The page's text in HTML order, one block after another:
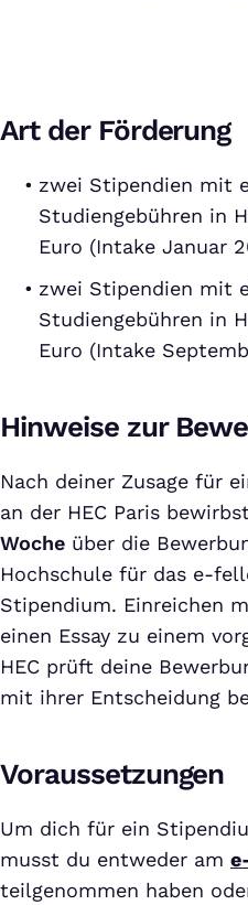
Art der Förderung
zwei Stipendien mit
Studiengebühren in
Euro (Intake Januar
zwei Stipendien mit
Studiengebühren in
Euro (Intake
Hinweise zur
Nach deiner Zusage für
an der HEC Paris
Woche über die
Hochschule für das e-
Stipendium. Einreichen
einen Essay zu einem
HEC prüft deine
mit ihrer Entscheidung
Voraussetzungen
Um dich für ein
musst du entweder am
teilgenommen haben